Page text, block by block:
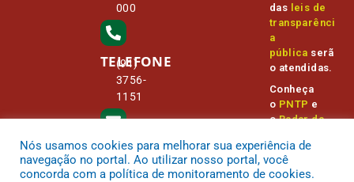
000
TELEFONE
(91)
3756-
1151
E-MAIL
camara@
cmmoju.p
das leis de
transparênci
a
pública serã
o atendidas.
Conheça
o PNTP e
oRadar da
ia Pública
Nós usamos cookies para melhorar sua experiência de
navegação no portal. Ao utilizar nosso portal, você
concorda com a política de monitoramento de cookies.